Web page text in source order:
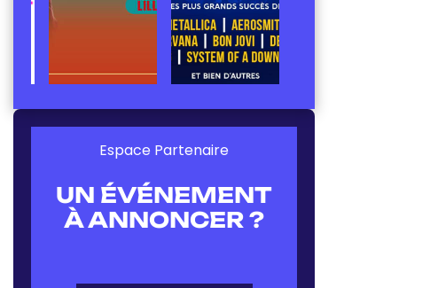
Espace Partenaire
UN ÉVÉNEMENT
À ANNONCER ?